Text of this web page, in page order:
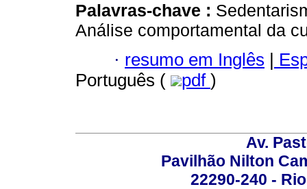
Palavras-chave :
Análise comportamental da
· resumo em Inglês |
Português (
pdf )
Av.
Pavilhão Nilton
22290-240 -